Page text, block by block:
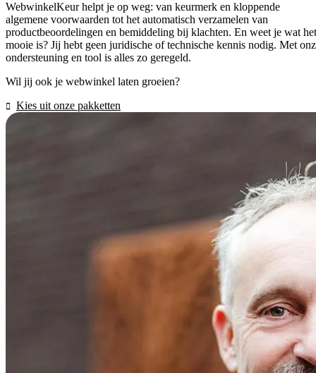
WebwinkelKeur helpt je op weg: van keurmerk en kloppende
algemene voorwaarden tot het automatisch verzamelen van
productbeoordelingen en bemiddeling bij klachten. En weet je wat het
mooie is? Jij hebt geen juridische of technische kennis nodig. Met
ondersteuning en tool is alles zo geregeld.
Wil jij ook je webwinkel laten groeien?
Kies uit onze pakketten